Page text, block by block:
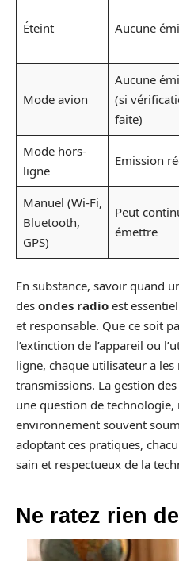
Éteint Aucune
Mode avion
Aucune
(si
faite)
Mode hors-
ligne
Emission
Manuel (Wi-Fi,
Bluetooth,
GPS)
Peut
émettre
En substance, savoir quand
des ondes radio est
et responsable. Que ce soit
l’extinction de l’appareil ou
ligne, chaque utilisateur a
transmissions. La gestion
une question de technologie,
environnement souvent
adoptant ces pratiques,
sain et respectueux de la
Ne ratez rien